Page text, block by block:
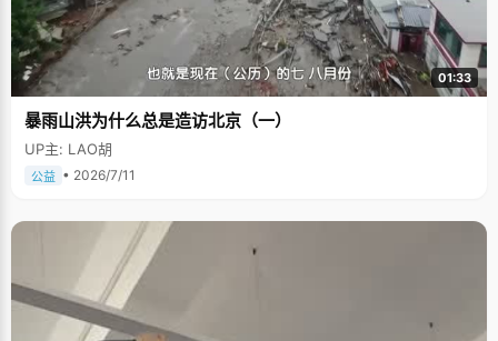
01:33
暴雨山洪为什么总是造访北京（一）
UP主: LAO胡
公益 • 2026/7/11